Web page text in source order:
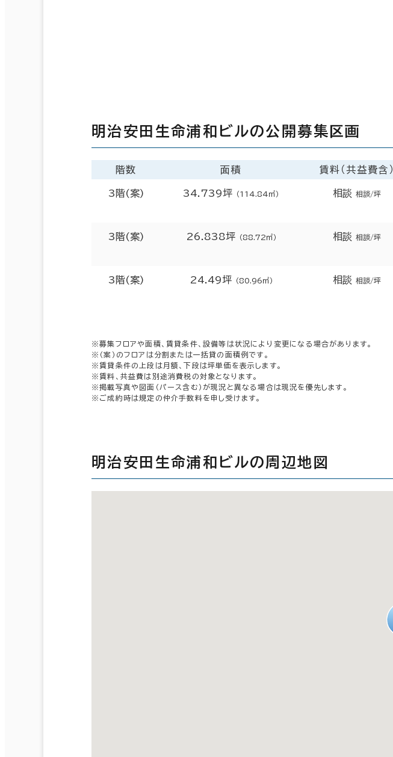
明治安田生命浦和ビルの公開募集区画
階数 面積 賃料（共益費含）
3階(案) 34.739坪 （114.84㎡） 相談 相談/坪
3階(案) 26.838坪 （88.72㎡） 相談 相談/坪
3階(案) 24.49坪 （80.96㎡） 相談 相談/坪
※募集フロアや面積、賃貸条件、設備等は状況により変更になる場合があります。
※（案）のフロアは分割または一括貸の面積例です。
※賃貸条件の上段は月額、下段は坪単価を表示します。
※賃料、共益費は別途消費税の対象となります。
※掲載写真や図面（パース含む）が現況と異なる場合は現況を優先します。
※ご成約時は規定の仲介手数料を申し受けます。
明治安田生命浦和ビルの周辺地図